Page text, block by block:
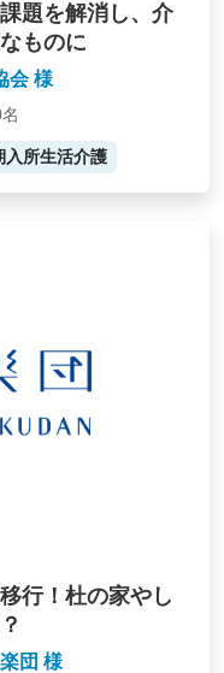
題を解消し、介
ものに
会 様
入所生活介護
行！杜の家やし
団 様